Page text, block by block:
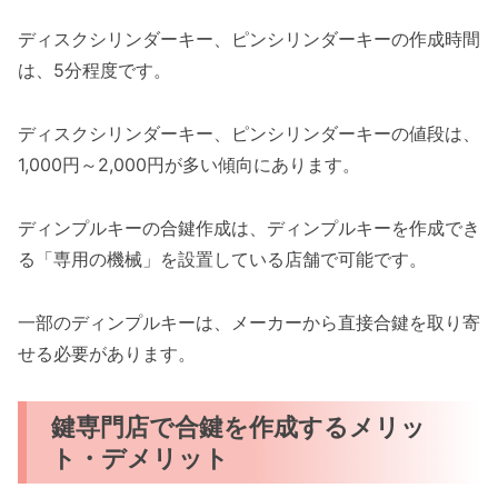
ディスクシリンダーキー、ピンシリンダーキーの作成時間
は、5分程度です。
ディスクシリンダーキー、ピンシリンダーキーの値段は、
1,000円～2,000円が多い傾向にあります。
ディンプルキーの合鍵作成は、ディンプルキーを作成でき
る「専用の機械」を設置している店舗で可能です。
一部のディンプルキーは、メーカーから直接合鍵を取り寄
せる必要があります。
鍵専門店で合鍵を作成するメリッ
ト・デメリット